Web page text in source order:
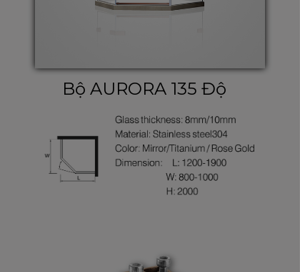
Bộ AURORA 135 Độ